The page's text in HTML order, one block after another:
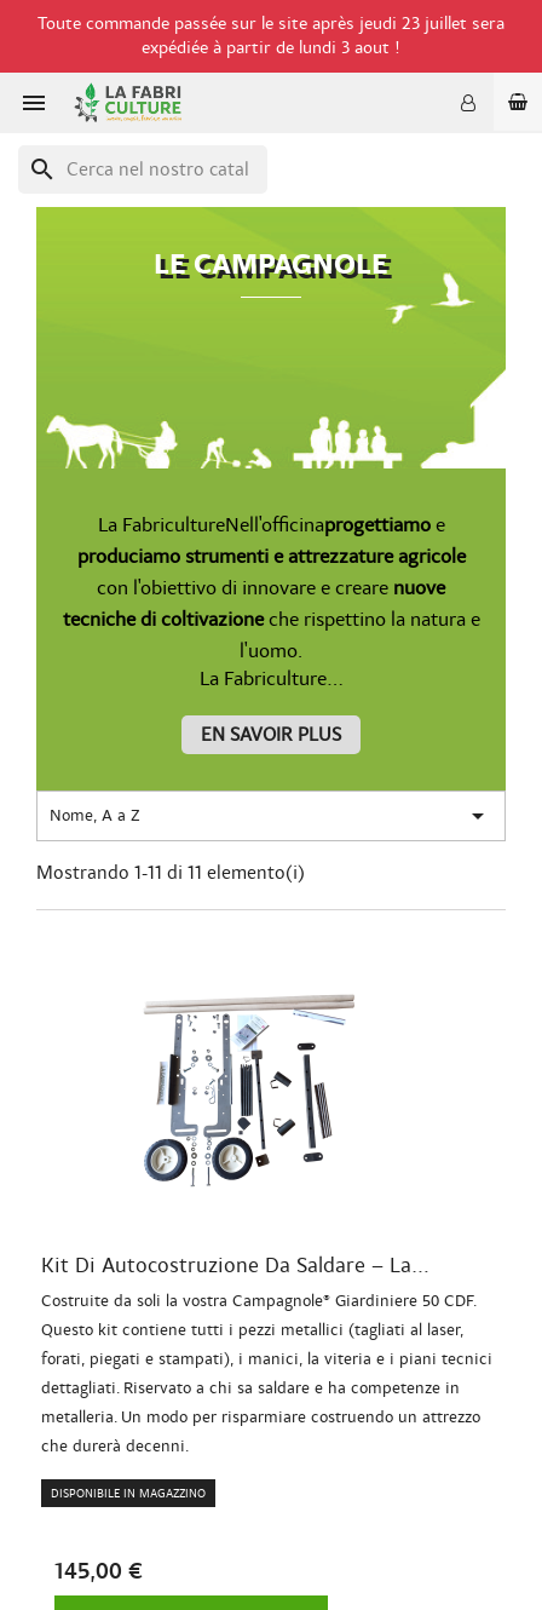
Toute commande passée sur le site après jeudi 23 juillet sera
expédiée à partir de lundi 3 aout !

search
LE CAMPAGNOLE
La FabricultureNell'officinaprogettiamoe
produciamo strumenti e attrezzature agricole
con l'obiettivo di innovare e creare nuove
tecniche di coltivazioneche rispettino la natura e
l'uomo.
La Fabriculture...
EN SAVOIR PLUS
Nome, A a Z 
Mostrando 1-11 di 11 elemento(i)
Kit Di Autocostruzione Da Saldare – La...
Costruite da soli la vostra Campagnole® Giardiniere 50 CDF.
Questo kit contiene tutti i pezzi metallici (tagliati al laser,
forati, piegati e stampati), i manici, la viteria e i piani tecnici
dettagliati. Riservato a chi sa saldare e ha competenze in
metalleria. Un modo per risparmiare costruendo un attrezzo
che durerà decenni.
DISPONIBILE IN MAGAZZINO
145,00 €